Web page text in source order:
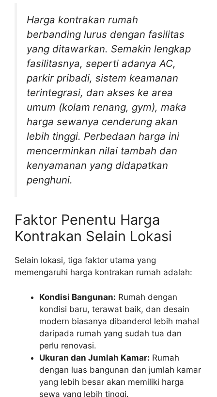
Harga kontrakan rumah
berbanding lurus dengan fasilitas
yang ditawarkan. Semakin lengkap
fasilitasnya, seperti adanya AC,
parkir pribadi, sistem keamanan
terintegrasi, dan akses ke area
umum (kolam renang, gym), maka
harga sewanya cenderung akan
lebih tinggi. Perbedaan harga ini
mencerminkan nilai tambah dan
kenyamanan yang didapatkan
penghuni.
Faktor Penentu Harga
Kontrakan Selain Lokasi
Selain lokasi, tiga faktor utama yang
memengaruhi harga kontrakan rumah adalah:
Kondisi Bangunan: Rumah dengan
kondisi baru, terawat baik, dan desain
modern biasanya dibanderol lebih mahal
daripada rumah yang sudah tua dan
perlu renovasi.
Ukuran dan Jumlah Kamar: Rumah
dengan luas bangunan dan jumlah kamar
yang lebih besar akan memiliki harga
sewa yang lebih tinggi.